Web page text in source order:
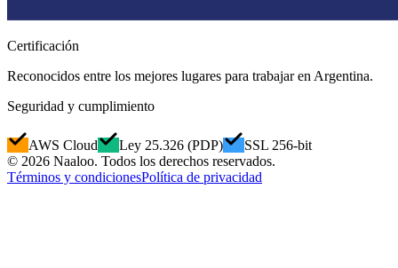
Certificación
Reconocidos entre los mejores lugares para trabajar en Argentina.
Seguridad y cumplimiento
AWS Cloud Ley 25.326 (PDP)
SSL 256-bit
© 2026 Naaloo. Todos los derechos reservados.
Términos y condicionesPolítica de privacidad